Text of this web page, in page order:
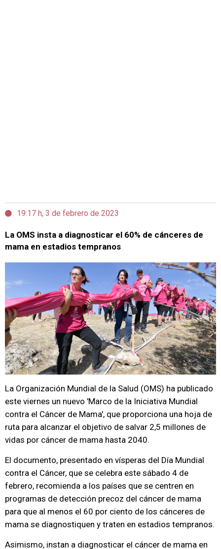
19:17 h, 3 de febrero de 2023
La OMS insta a diagnosticar el 60% de cánceres de
mama en estadios tempranos
La Organización Mundial de la Salud (OMS) ha publicado
este viernes un nuevo 'Marco de la Iniciativa Mundial
contra el Cáncer de Mama', que proporciona una hoja de
ruta para alcanzar el objetivo de salvar 2,5 millones de
vidas por cáncer de mama hasta 2040.
El documento, presentado en vísperas del Día Mundial
contra el Cáncer, que se celebra este sábado 4 de
febrero, recomienda a los países que se centren en
programas de detección precoz del cáncer de mama
para que al menos el 60 por ciento de los cánceres de
mama se diagnostiquen y traten en estadios tempranos.
Asimismo, instan a diagnosticar el cáncer de mama en